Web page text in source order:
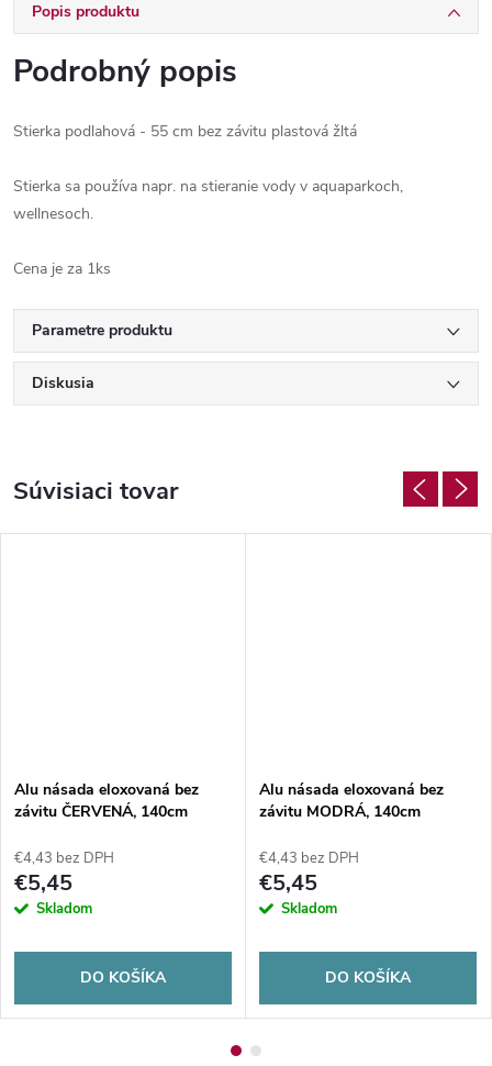
Popis produktu
Podrobný popis
Stierka podlahová - 55 cm bez závitu plastová žltá
Stierka sa používa napr. na stieranie vody v aquaparkoch,
wellnesoch.
Cena je za 1ks
Parametre produktu
Diskusia
Súvisiaci tovar
Alu násada eloxovaná bez
závitu ČERVENÁ, 140cm
€4,43 bez DPH
€5,45
Skladom
DO KOŠÍKA
Alu násada eloxovaná bez
závitu MODRÁ, 140cm
€4,43 bez DPH
€5,45
Skladom
DO KOŠÍKA